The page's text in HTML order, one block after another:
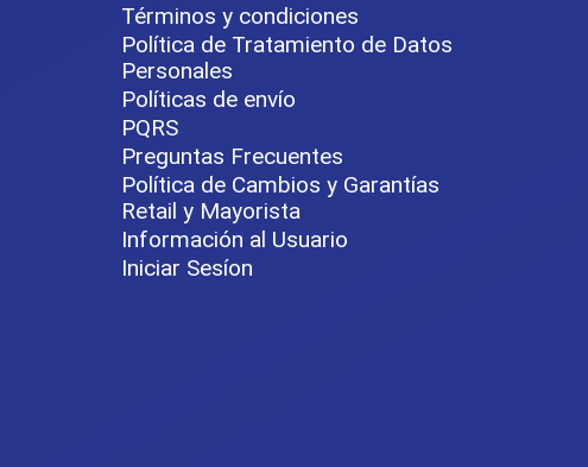
Términos y condiciones
Política de Tratamiento de Datos
Personales
Políticas de envío
PQRS
Preguntas Frecuentes
Política de Cambios y Garantías
Retail y Mayorista
Información al Usuario
Iniciar Sesíon